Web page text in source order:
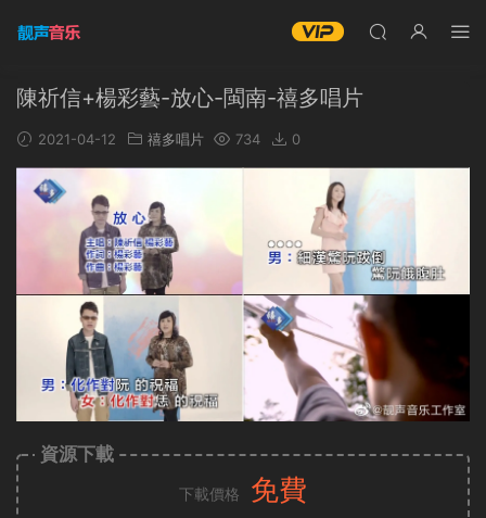
陳祈信+楊彩藝-放心-閩南-禧多唱片
2021-04-12 禧多唱片 734 0
資源下載
下載價格 免費